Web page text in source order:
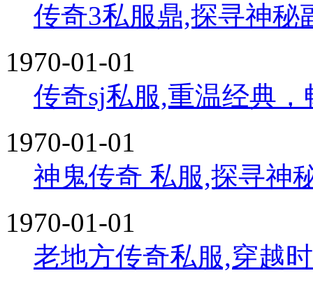
传奇3私服鼎,探寻神秘
1970-01-01
传奇sj私服,重温经典
1970-01-01
神鬼传奇 私服,探寻神
1970-01-01
老地方传奇私服,穿越